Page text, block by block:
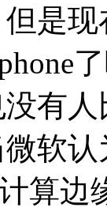
是
有
软
算边